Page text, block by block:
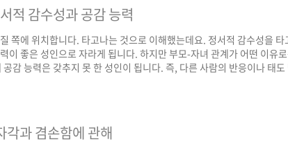
적 감수성과 공감 능력
쪽에 위치합니다. 타고나는 것으로 이해했는데요. 정서적 감수성을
이 좋은 성인으로 자라게 됩니다. 하지만 부모-자녀 관계가 어떤 이유
감 능력은 갖추지 못 한 성인이 됩니다. 즉, 다른 사람의 반응이나 태
하다’고 표현할 때의 그 맥락과도 좀 맞닿지 않나 합니다. 정서적 감수성
각과 겸손함에 관해